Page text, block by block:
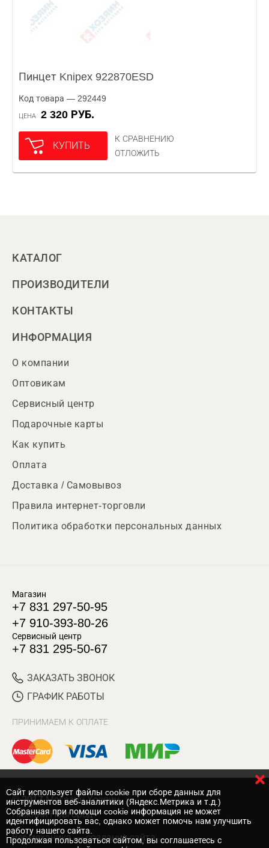
Пинцет Knipex 922870ESD
Код товара — 292449
ЦЕНА 2 320 РУБ.
КУПИТЬ
К СРАВНЕНИЮ
ОТЛОЖИТЬ
КАТАЛОГ
ПРОИЗВОДИТЕЛИ
КОНТАКТЫ
ИНФОРМАЦИЯ
О компании
Оптовикам
Сервисный центр
Подарочные карты
Как купить
Оплата
Доставка / Самовывоз
Правила интернет-торговли
Политика обработки персональных данных
Магазин
+7 831 297-50-95
+7 910-393-80-26
Сервисный центр
+7 831 295-50-67
ЗАКАЗАТЬ ЗВОНОК
ГРАФИК РАБОТЫ
ПРИНИМАЕМ К ОПЛАТЕ
© 2017 Магазин Хозяин
Нижний Новгород
Вебмеханика — создание сайта
Cайт использует файлы cookie при сборе данных для
инструментов веб-аналитики (Яндекс.Метрика и т.д.)
Собранная при помощи cookie информация не может
идентифицировать вас, однако может помочь нам улучшить
работу нашего сайта.
Продолжая пользоваться сайтом, вы соглашаетесь с